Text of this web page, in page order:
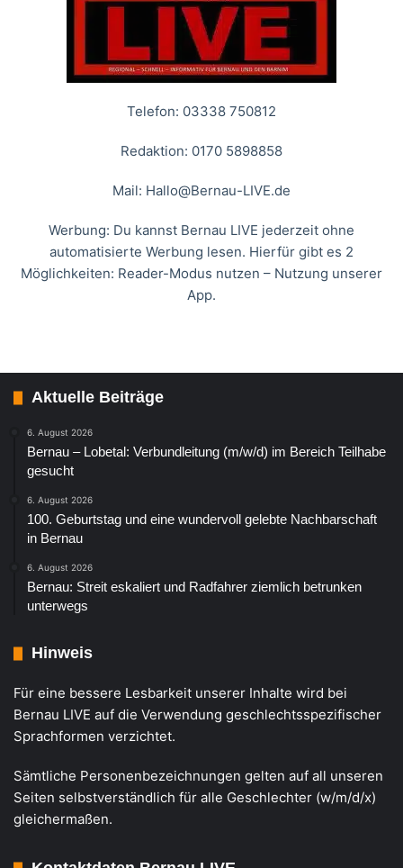
Telefon: 03338 750812
Redaktion: 0170 5898858
Mail: Hallo@Bernau-LIVE.de
Werbung: Du kannst Bernau LIVE jederzeit ohne
automatisierte Werbung lesen. Hierfür gibt es 2
Möglichkeiten: Reader-Modus nutzen – Nutzung unserer
App.
Aktuelle Beiträge
6. August 2026
Bernau – Lobetal: Verbundleitung (m/w/d) im Bereich Teilhabe
gesucht
6. August 2026
100. Geburtstag und eine wundervoll gelebte Nachbarschaft
in Bernau
6. August 2026
Bernau: Streit eskaliert und Radfahrer ziemlich betrunken
unterwegs
Hinweis
Für eine bessere Lesbarkeit unserer Inhalte wird bei
Bernau LIVE auf die Verwendung geschlechtsspezifischer
Sprachformen verzichtet.
Sämtliche Personenbezeichnungen gelten auf all unseren
Seiten selbstverständlich für alle Geschlechter (w/m/d/x)
gleichermaßen.